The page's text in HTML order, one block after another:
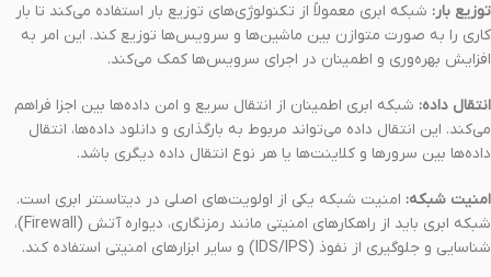
توزیع بار: شبکه ابری معمولاً از تکنولوژی‌های توزیع بار استفاده می‌کند تا بار
کاری را به صورت متوازن بین ماشین‌ها و سرویس‌ها توزیع کند. این امر به
افزایش بهره‌وری و اطمینان در اجرای سرویس‌ها کمک می‌کند.
انتقال داده: شبکه ابری اطمینان از انتقال سریع و امن داده‌ها بین اجزا فراهم
می‌کند. این انتقال داده می‌تواند مربوط به بارگذاری و دانلود داده‌ها، انتقال
داده‌ها بین سرورها و کلاینت‌ها یا هر نوع انتقال داده دیگری باشد.
امنیت شبکه: امنیت شبکه یکی از اولویت‌های اصلی در دیتاسنتر ابری است.
شبکه ابری باید از راهکارهای امنیتی مانند رمزنگاری، دیواره آتش (Firewall)،
شناسایی و جلوگیری از نفوذ (IDS/IPS) و سایر ابزارهای امنیتی استفاده کند.